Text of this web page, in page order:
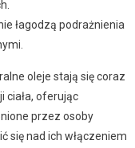
łagodzą podrażnienia
oleje stają się coraz
ciała, oferując
przez osoby
się nad ich włączeniem